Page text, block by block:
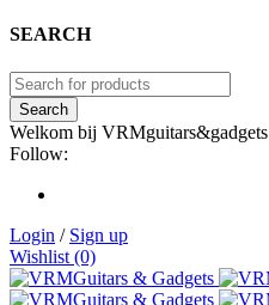
SEARCH
Welkom bij VRMguitars&gadgets
Follow:
Login / Sign up
Wishlist (0)